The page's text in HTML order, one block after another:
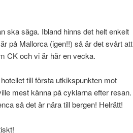
ska säga. Ibland hinns det helt enkelt
på Mallorca (igen!!) så är det svårt att
CK och vi är här en vecka.
till första utkikspunkten mot
mest känna på cyklarna efter resan.
så det är nära till bergen! Helrätt!